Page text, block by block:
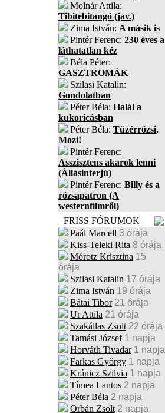
Molnár Attila:
Tibitebitangó (jav.)
Zima István: A másik is
Pintér Ferenc: 230 éves a
láthatatlan kéz
Béla Péter:
GASZTROMÁK
Szilasi Katalin:
Gondolatban
Péter Béla: Halál a
kukoricásban
Péter Béla: Tüzérrózsi,
Mozi!
Pintér Ferenc:
Asszisztens akarok lenni
(Állásinterjú)
Pintér Ferenc: Billy és a
rózsapatron (A
westernfilmről)
FRISS FÓRUMOK
Paál Marcell 3 órája
Kiss-Teleki Rita 8 órája
Mórotz Krisztina 15
órája
Szilasi Katalin 17 órája
Zima István 19 órája
Bátai Tibor 21 órája
Ur Attila 21 órája
Szakállas Zsolt 22 órája
Tamási József 1 napja
Horváth Tivadar 1 napja
Farkas György 1 napja
Kránicz Szilvia 1 napja
Tímea Lantos 2 napja
Péter Béla 2 napja
Orbán Zsolt 2 napja